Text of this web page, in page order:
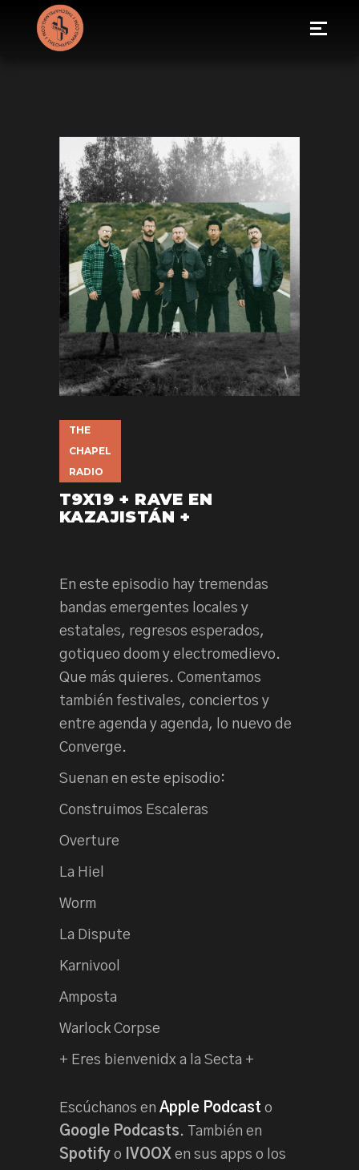
THE
CHAPEL
RADIO
T9X19 + RAVE EN
KAZAJISTÁN +
En este episodio hay tremendas
bandas emergentes locales y
estatales, regresos esperados,
gotiqueo doom y electromedievo.
Que más quieres. Comentamos
también festivales, conciertos y
entre agenda y agenda, lo nuevo de
Converge.
Suenan en este episodio:
Construimos Escaleras
Overture
La Hiel
Worm
La Dispute
Karnivool
Amposta
Warlock Corpse
+ Eres bienvenidx a la Secta +
Escúchanos en Apple Podcast o
Google Podcasts. También en
Spotify o IVOOX en sus apps o los